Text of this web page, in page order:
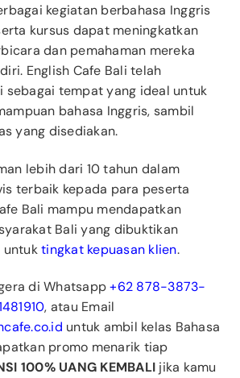
kegiatan berbahasa Inggris
kursus dapat meningkatkan
dan pemahaman mereka
English Cafe Bali telah
sebagai tempat yang ideal untuk
bahasa Inggris, sambil
yang disediakan.
lebih dari 10 tahun dalam
terbaik kepada para peserta
Bali mampu mendapatkan
Bali yang dibuktikan
untuktingkat kepuasan klien.
di Whatsapp+62 878-3873-
, atau Email
untuk ambil kelas Bahasa
promo menarik tiap
100% UANG KEMBALI jika kamu